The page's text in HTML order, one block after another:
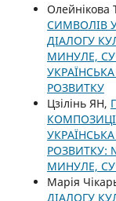
Олейнікова
СИМВОЛІВ
ДІАЛОГУ
МИНУЛЕ,
РОЗВИТКУ
Цзілінь ЯН,
РОЗВИТКУ:
МИНУЛЕ,
Марія
ДІАЛОГУ